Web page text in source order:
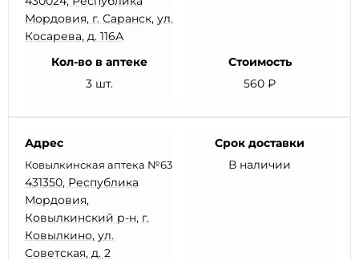
Мордовия, г. Саранск, ул.
Косарева, д. 116А
Кол-во в аптеке
3 шт.
Стоимость
560 ₽
Адрес
Ковылкинская аптека №63
431350, Республика
Мордовия,
Ковылкинский р-н, г.
Ковылкино, ул.
Советская, д. 2
Срок доставки
В наличии